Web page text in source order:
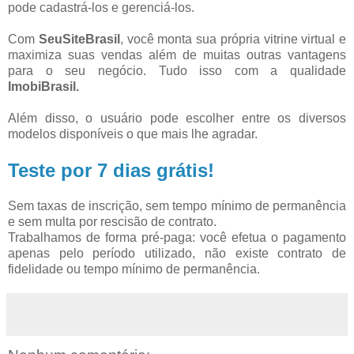
pode cadastrá-los e gerenciá-los.
Com SeuSiteBrasil , você monta sua própria vitrine virtual e
maximiza suas vendas além de muitas outras vantagens
para o seu negócio. Tudo isso com a qualidade
ImobiBrasil.
Além disso, o usuário pode escolher entre os diversos
modelos disponíveis o que mais lhe agradar.
Teste por 7 dias grátis!
Sem taxas de inscrição, sem tempo mínimo de permanência
e sem multa por rescisão de contrato.
Trabalhamos de forma pré-paga: você efetua o pagamento
apenas pelo período utilizado, não existe contrato de
fidelidade ou tempo mínimo de permanência.